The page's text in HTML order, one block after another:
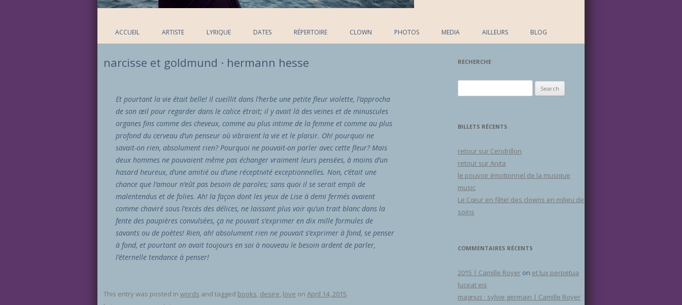
ACCUEIL ARTISTE LYRIQUE DATES RÉPERTOIRE CLOWN PHOTOS MEDIA AILLEURS BLOG
narcisse et goldmund · hermann hesse
Et pourtant la vie était belle! Il cueillit dans l’herbe une petite fleur violette, l’approcha
de son œil pour regarder dans le calice étroit; il y avait là des veines et de minuscules
organes fins comme des cheveux, comme au plus intime de la femme et comme au plus
profond du cerveau d’un penseur où vibraient la vie et le plaisir. Oh! pourquoi ne
savait-on rien, absolument rien? Pourquoi ne pouvait-on parler avec cette fleur? Mais
deux hommes ne pouvaient même pas échanger vraiment leurs pensées, à moins d’un
hasard heureux, d’une amitié ou d’une réceptivité exceptionnelles. Non, c’était une
chance que l’amour n’eût pas besoin de paroles; sans quoi il se serait empli de
malentendus et de folies. Ah! la façon dont les yeux de Lise à demi fermés avaient
comme chaviré sous l’excès des délices, ne laissant plus voir qu’un trait blanc dans la
fente des paupières convulsées, ça ne pouvait s’exprimer en dix mille formules de
savants ou de poètes! Rien, ah! absolument rien ne pouvait s’exprimer à fond, se penser
à fond, et pourtant on avait toujours en soi à nouveau le besoin ardent de parler,
l’éternelle tendance à penser!
This entry was posted in words and tagged books, desire, love on April 14, 2015.
RECHERCHE
BILLETS RÉCENTS
retour sur Cendrillon
retour sur Anita
le pouvoir émotionnel de la musique
music
Le Cœur en fête! des clowns en milieu de
soins
COMMENTAIRES RÉCENTS
2015 | Camille Royer on et lux perpetua
luceat eis
magnus · sylvie germain | Camille Royer